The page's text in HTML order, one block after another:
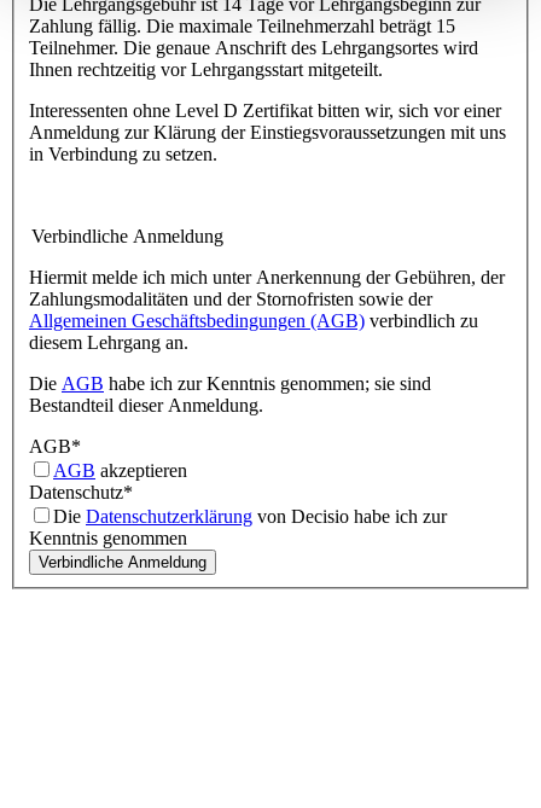
Zahlung fällig. Die maximale Teilnehmerzahl beträgt 15
Teilnehmer. Die genaue Anschrift des Lehrgangsortes wird
Ihnen rechtzeitig vor Lehrgangsstart mitgeteilt.
Interessenten ohne Level D Zertifikat bitten wir, sich vor einer
Anmeldung zur Klärung der Einstiegsvoraussetzungen mit uns
in Verbindung zu setzen.
Verbindliche Anmeldung
Hiermit melde ich mich unter Anerkennung der Gebühren, der
Zahlungsmodalitäten und der Stornofristen sowie der
Allgemeinen Geschäftsbedingungen (AGB) verbindlich zu
diesem Lehrgang an.
Die AGB habe ich zur Kenntnis genommen; sie sind
Bestandteil dieser Anmeldung.
AGB*
AGB akzeptieren
Datenschutz*
Die Datenschutzerklärung von Decisio habe ich zur
Kenntnis genommen